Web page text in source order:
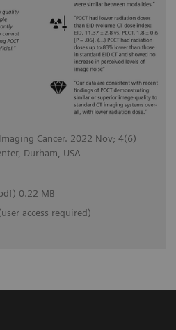
Cancer. 2022 Nov; 4(6)
Durham, USA
0.22 MB
access required)